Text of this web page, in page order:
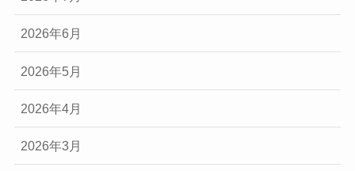
2026年6月
2026年5月
2026年4月
2026年3月